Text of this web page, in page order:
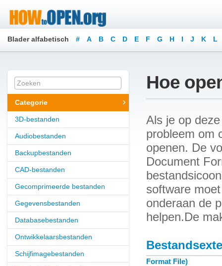
Blader alfabetisch # A B C D E F G H I J K L
Categorie
3D-bestanden
Audiobestanden
Backupbestanden
CAD-bestanden
Gecomprimeerde bestanden
Gegevensbestanden
Databasebestanden
Ontwikkelaarsbestanden
Schijfimagebestanden
Hoe
Als je op
probleem om
openen. De
Document
software
onderaan de
helpen.De
Format File)